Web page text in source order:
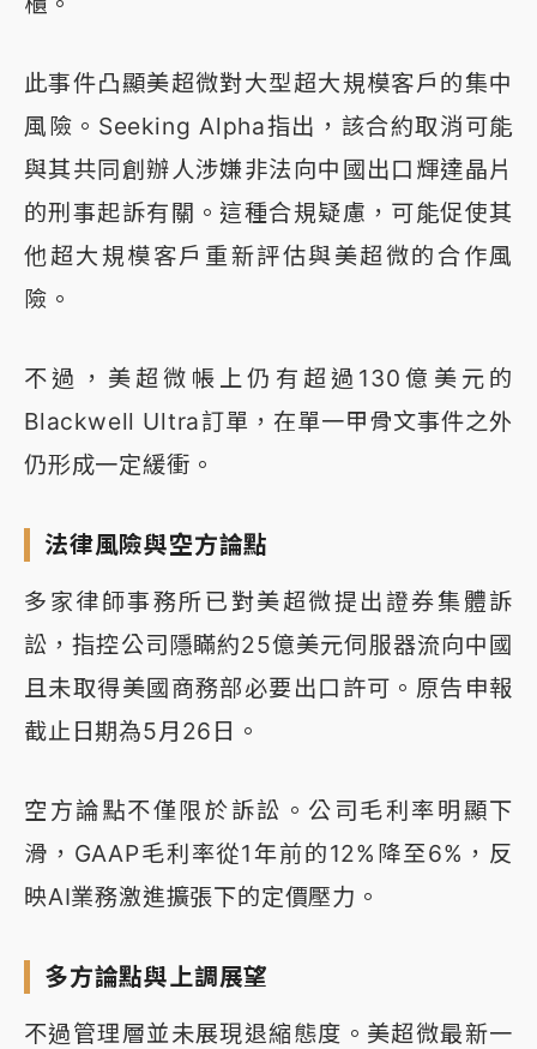
此事件凸顯美超微對大型超大規模客戶的集中
風險。Seeking Alpha指出，該合約取消可能
與其共同創辦人涉嫌非法向中國出口輝達晶片
的刑事起訴有關。這種合規疑慮，可能促使其
他超大規模客戶重新評估與美超微的合作風
險。
不過，美超微帳上仍有超過130億美元的
Blackwell Ultra訂單，在單一甲骨文事件之外
仍形成一定緩衝。
法律風險與空方論點
多家律師事務所已對美超微提出證券集體訴
訟，指控公司隱瞞約25億美元伺服器流向中國
且未取得美國商務部必要出口許可。原告申報
截止日期為5月26日。
空方論點不僅限於訴訟。公司毛利率明顯下
滑，GAAP毛利率從1年前的12%降至6%，反
映AI業務激進擴張下的定價壓力。
多方論點與上調展望
不過管理層並未展現退縮態度。美超微最新一